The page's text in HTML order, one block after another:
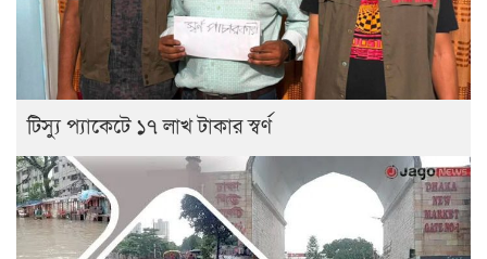
টিস্যু প্যাকেটে ১৭ লাখ টাকার স্বর্ণ